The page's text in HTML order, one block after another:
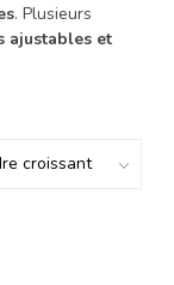
. Plusieurs
ajustables et